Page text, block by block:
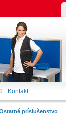
príslušenstvo
Kontakt